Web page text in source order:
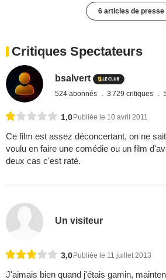
6 articles de presse
Critiques Spectateurs
bsalvert
524 abonnés 3 729 critiques
1,0 Publiée le 10 avril 2011
Ce film est assez déconcertant, on ne
voulu en faire une comédie ou un film
deux cas c'est raté.
Un visiteur
3,0Publiée le 11 juillet 2013
J'aimais bien quand j'étais gamin,